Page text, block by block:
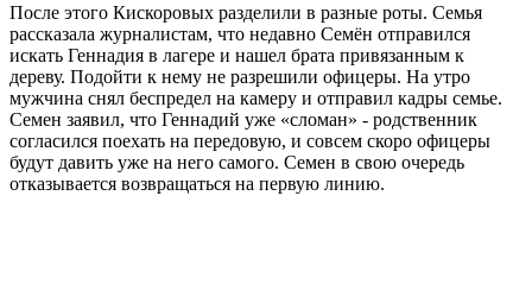
После этого Кискоровых разделили в разные роты. Семья
рассказала журналистам, что недавно Семён отправился
искать Геннадия в лагере и нашел брата привязанным к
дереву. Подойти к нему не разрешили офицеры. На утро
мужчина снял беспредел на камеру и отправил кадры семье.
Семен заявил, что Геннадий уже «сломан» - родственник
согласился поехать на передовую, и совсем скоро офицеры
будут давить уже на него самого. Семен в свою очередь
отказывается возвращаться на первую линию.